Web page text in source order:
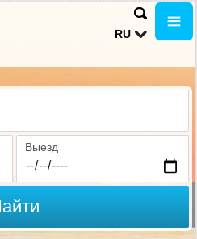
RU
Выезд